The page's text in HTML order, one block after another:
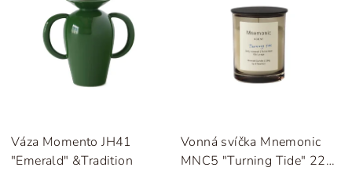
Váza Momento JH41
"Emerald" &Tradition
Vonná svíčka Mnemonic
MNC5 "Turning Tide" 220